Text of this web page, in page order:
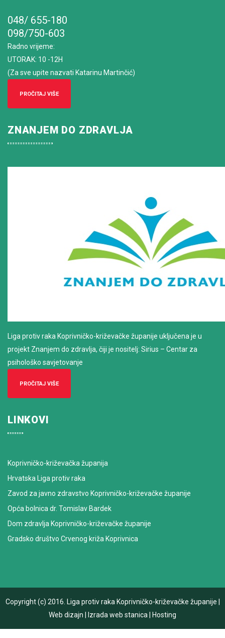
048/ 655-180
098/750-603
Radno vrijeme:
UTORAK: 10 -12H
(Za sve upite nazvati Katarinu Martinčić)
PROČITAJ VIŠE
ZNANJEM DO ZDRAVLJA
Liga protiv raka Koprivničko-križevačke županije uključena je u
projekt Znanjem do zdravlja, čiji je nositelj: Sirius – Centar za
psihološko savjetovanje
PROČITAJ VIŠE
LINKOVI
Koprivničko-križevačka županija
Hrvatska Liga protiv raka
Zavod za javno zdravstvo Koprivničko-križevačke županije
Opća bolnica dr. Tomislav Bardek
Dom zdravlja Koprivničko-križevačke županije
Gradsko društvo Crvenog križa Koprivnica
Copyright (c) 2016. Liga protiv raka Koprivničko-križevačke županije
Web dizajn
Izrada web stanica Hosting